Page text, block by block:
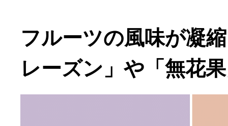
フルーツの風味が凝
レーズン」や「無花